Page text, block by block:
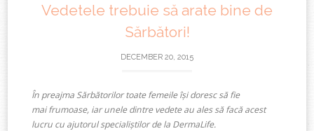
Vedetele trebuie să arate bine de
Sărbători!
DECEMBER 20, 2015
În preajma Sărbătorilor toate femeile își doresc să fie
mai frumoase, iar unele dintre vedete au ales să facă acest
lucru cu ajutorul specialiștilor de la DermaLife.